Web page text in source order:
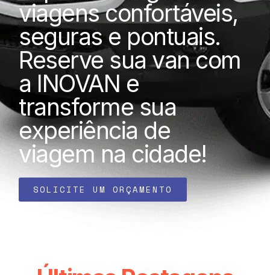
viagens confortáveis,
seguras e pontuais.
Reserve sua van com
a INOVAN e
transforme sua
experiência de
viagem na cidade!
SOLICITE UM ORÇAMENTO